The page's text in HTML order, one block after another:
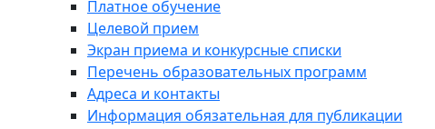
Платное обучение
Целевой прием
Экран приема и конкурсные списки
Перечень образовательных программ
Адреса и контакты
Информация обязательная для публикации